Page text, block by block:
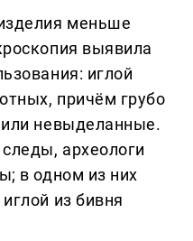
меньше
выявила
иглой
причём грубо
невыделанные.
археологи
в одном из них
из бивня